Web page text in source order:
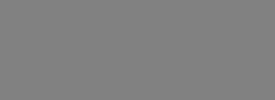
– ideal für den Erfahrungsaustausch und neue Impulse.